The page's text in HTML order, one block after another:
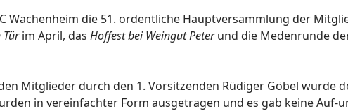
Wachenheim die 51. ordentliche Hauptversammlung der
Türim April, das Hoffest bei Weingut Peterund die Medenrunde
Mitglieder durch den 1. Vorsitzenden Rüdiger Göbel wurde
in vereinfachter Form ausgetragen und es gab keine Auf-